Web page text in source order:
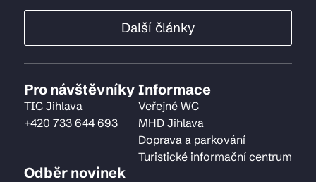
Další články
Pro návštěvníky
TIC Jihlava
+420 733 644 693
Informace
Veřejné WC
MHD Jihlava
Doprava a parkování
Turistické informační centrum
Odběr novinek